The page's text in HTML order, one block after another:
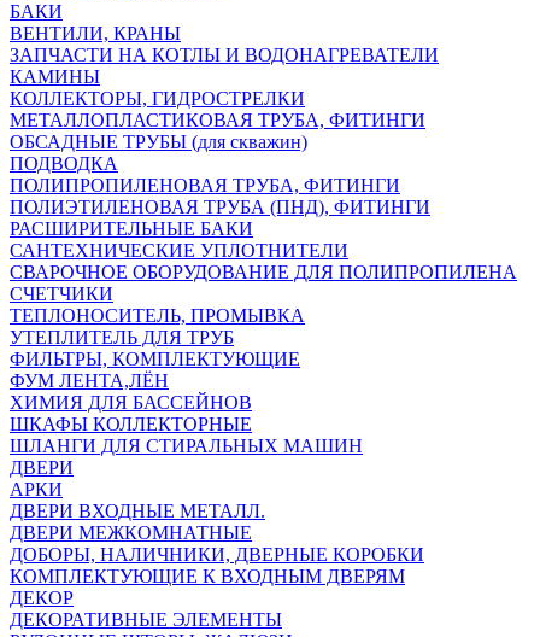
БАКИ
ВЕНТИЛИ, КРАНЫ
ЗАПЧАСТИ НА КОТЛЫ И ВОДОНАГРЕВАТЕЛИ
КАМИНЫ
КОЛЛЕКТОРЫ, ГИДРОСТРЕЛКИ
МЕТАЛЛОПЛАСТИКОВАЯ ТРУБА, ФИТИНГИ
ОБСАДНЫЕ ТРУБЫ (для скважин)
ПОДВОДКА
ПОЛИПРОПИЛЕНОВАЯ ТРУБА, ФИТИНГИ
ПОЛИЭТИЛЕНОВАЯ ТРУБА (ПНД), ФИТИНГИ
РАСШИРИТЕЛЬНЫЕ БАКИ
САНТЕХНИЧЕСКИЕ УПЛОТНИТЕЛИ
СВАРОЧНОЕ ОБОРУДОВАНИЕ ДЛЯ ПОЛИПРОПИЛЕНА
СЧЕТЧИКИ
ТЕПЛОНОСИТЕЛЬ, ПРОМЫВКА
УТЕПЛИТЕЛЬ ДЛЯ ТРУБ
ФИЛЬТРЫ, КОМПЛЕКТУЮЩИЕ
ФУМ ЛЕНТА,ЛЁН
ХИМИЯ ДЛЯ БАССЕЙНОВ
ШКАФЫ КОЛЛЕКТОРНЫЕ
ШЛАНГИ ДЛЯ СТИРАЛЬНЫХ МАШИН
ДВЕРИ
АРКИ
ДВЕРИ ВХОДНЫЕ МЕТАЛЛ.
ДВЕРИ МЕЖКОМНАТНЫЕ
ДОБОРЫ, НАЛИЧНИКИ, ДВЕРНЫЕ КОРОБКИ
КОМПЛЕКТУЮЩИЕ К ВХОДНЫМ ДВЕРЯМ
ДЕКОР
ДЕКОРАТИВНЫЕ ЭЛЕМЕНТЫ